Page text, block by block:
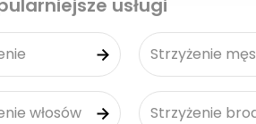
usługi
Strzyżenie
włosów Strzyżenie